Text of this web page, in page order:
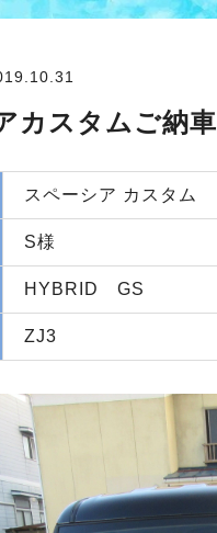
カスタムご納
スペーシア カスタム
S様
HYBRID GS
ZJ3